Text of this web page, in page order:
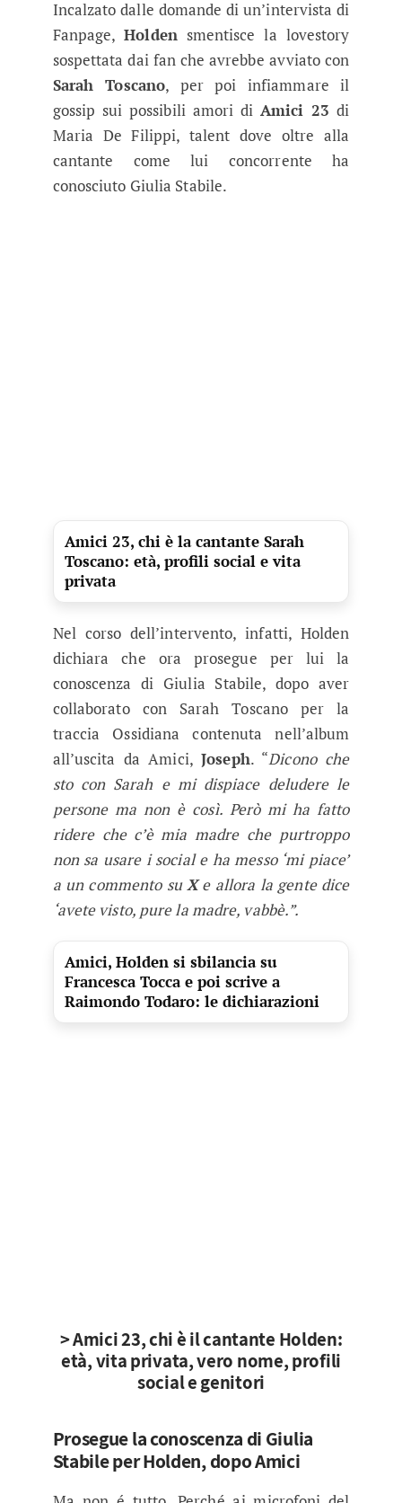
Incalzato dalle domande di un’intervista di
Fanpage,Holdensmentisce la lovestory
sospettata dai fan che avrebbe avviato con
Sarah Toscano, per poi infiammare il
gossip sui possibili amori di Amici 23 di
Maria De Filippi, talent dove oltre alla
cantante come lui concorrente ha
conosciuto Giulia Stabile.
Amici 23, chi è la cantante Sarah
Toscano: età, profili social e vita
privata
Nel corso dell’intervento, infatti, Holden
dichiara che ora prosegue per lui la
conoscenza di Giulia Stabile, dopo aver
collaborato con Sarah Toscano per la
traccia Ossidiana contenuta nell’album
all’uscita da Amici,Joseph. “Dicono che
sto con Sarah e mi dispiace deludere le
persone ma non è così. Però mi ha fatto
ridere che c’è mia madre che purtroppo
non sa usare i social e ha messo ‘mi piace’
a un commento suXe allora la gente dice
‘avete visto, pure la madre, vabbè.”.
Amici, Holden si sbilancia su
Francesca Tocca e poi scrive a
Raimondo Todaro: le dichiarazioni
> Amici 23, chi è il cantante Holden:
età, vita privata, vero nome, profili
social e genitori
Prosegue la conoscenza di Giulia
Stabile per Holden, dopo Amici